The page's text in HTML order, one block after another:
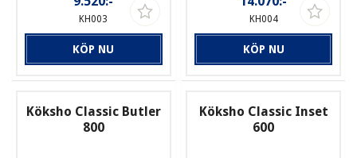
KH003
KÖP NU
KH004
KÖP NU
Köksho Classic Butler
800
Köksho Classic Inset
600